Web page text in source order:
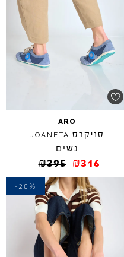
ARO
סניקרס JOANETA
נשים
₪395 ₪316
-20%